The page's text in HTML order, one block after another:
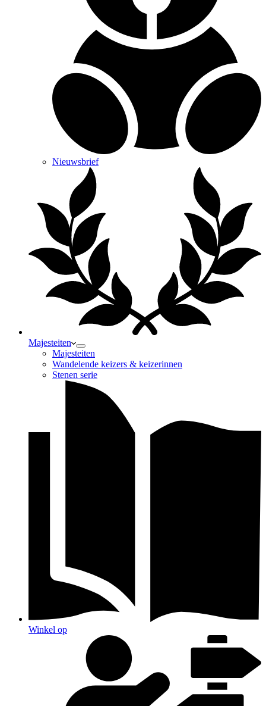
Nieuwsbrief
Majesteiten
Majesteiten
Wandelende keizers & keizerinnen
Stenen serie
Winkel op